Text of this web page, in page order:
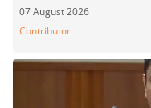
07 August 2026
Contributor